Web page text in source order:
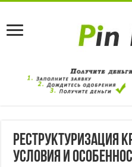
Реструктуризация
Условия и